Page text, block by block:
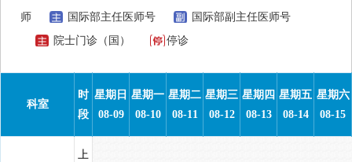
师
国际部主任医师号
国际部副主任医师号
院士门诊（国）
停诊
科室
时
段
星期日
08-09
星期一
08-10
星期二
08-11
星期三
08-12
星期四
08-13
星期五
08-14
星期六
08-15
上